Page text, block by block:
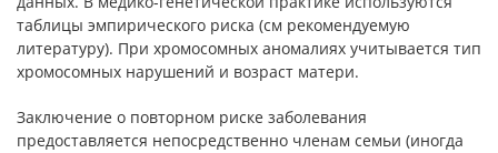
таблицы эмпирического риска (см рекомендуемую
литературу). При хромосомных аномалиях учитывается тип
хромосомных нарушений и возраст матери.
Заключение о повторном риске заболевания
предоставляется непосредственно членам семьи (иногда